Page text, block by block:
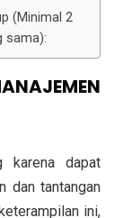
(Minimal 2
sama):
karena dapat
dan tantangan
ini,